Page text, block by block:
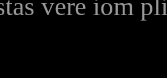
vere iom